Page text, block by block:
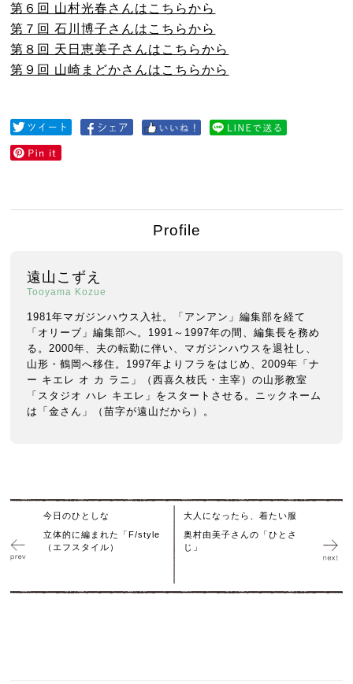
第６回 山村光春さんはこちらから
第７回 石川博子さんはこちらから
第８回 天日恵美子さんはこちらから
第９回 山崎まどかさんはこちらから
Profile
遠山こずえ
Tooyama Kozue
1981年マガジンハウス入社。「アンアン」編集部を経て
「オリーブ」編集部へ。1991～1997年の間、編集長を務め
る。2000年、夫の転勤に伴い、マガジンハウスを退社し、
山形・鶴岡へ移住。1997年よりフラをはじめ、2009年「ナ
ー キエレ オ カ ラニ」（西喜久枝氏・主宰）の山形教室
「スタジオ ハレ キエレ」をスタートさせる。ニックネーム
は「金さん」（苗字が遠山だから）。
今日のひとしな
立体的に編まれた「F/style
（エフスタイル）
大人になったら、着たい服
奥村由美子さんの「ひとさ
じ」